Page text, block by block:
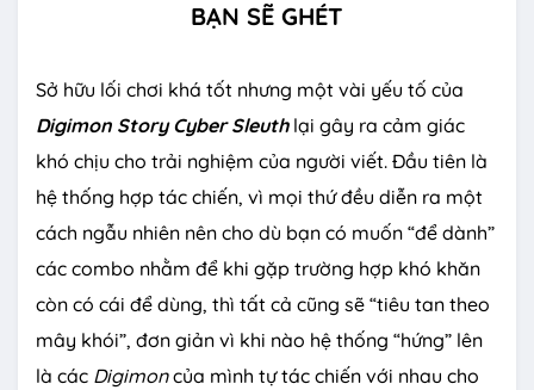
BẠN SẼ GHÉT
Sở hữu lối chơi khá tốt nhưng một vài yếu tố của
Digimon Story Cyber Sleuthlại gây ra cảm giác
khó chịu cho trải nghiệm của người viết. Đầu tiên là
hệ thống hợp tác chiến, vì mọi thứ đều diễn ra một
cách ngẫu nhiên nên cho dù bạn có muốn “để dành”
các combo nhằm để khi gặp trường hợp khó khăn
còn có cái để dùng, thì tất cả cũng sẽ “tiêu tan theo
mây khói”, đơn giản vì khi nào hệ thống “hứng” lên
là các Digimoncủa mình tự tác chiến với nhau cho